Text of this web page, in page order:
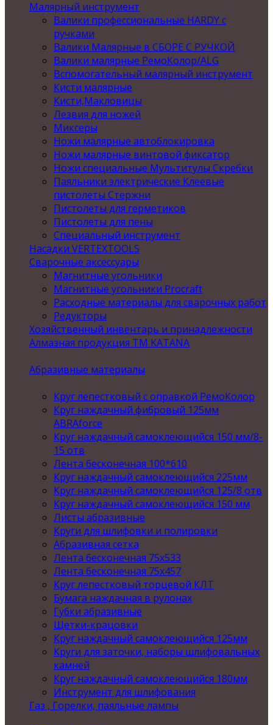
Малярный инструмент
Валики профессиональные HARDY с
ручками
Валики Малярные в СБОРЕ С РУЧКОЙ
Валики малярные РемоКолор/ALG
Вспомогательный малярный инструмент
Кисти малярные
Кисти,Макловицы
Лезвия для ножей
Миксеры
Ножи малярные автоблокировка
Ножи малярные винтовой фиксатор
Ножи специальные Мультитулы Скребки
Паяльники электрические Клеевые
пистолеты Стержни
Пистолеты для герметиков
Пистолеты для пены
Специальный инструмент
Насадки VERTEXTOOLS
Сварочные аксессуары
Магнитные угольники
Магнитные угольники Procraft
Расходные материалы для сварочных работ
Редукторы
Хозяйственный инвентарь и принадлежности
Алмазная продукция ТМ KATANA
Абразивные материалы
Круг лепестковый с оправкой РемоКолор
Круг наждачный фибровый 125мм
ABRAforce
Круг наждачный самоклеющийся 150 мм/8-
15 отв
Лента бесконечная 100*610
Круг наждачный самоклеющийся 225мм
Круг наждачный самоклеющийся 125/8 отв
Круг наждачный самоклеющийся 150 мм
Листы абразивные
Круги для шлифовки и полировки
Абразивная сетка
Лента бесконечная 75х533
Лента бесконечная 75х457
Круг лепестковый торцевой КЛТ
Бумага наждачная в рулонах
Губки абразивные
Щетки-крацовки
Круг наждачный самоклеющийся 125мм
Круги для заточки, наборы шлифовальных
камней
Круг наждачный самоклеющийся 180мм
Инструмент для шлифования
Газ , Горелки, паяльные лампы